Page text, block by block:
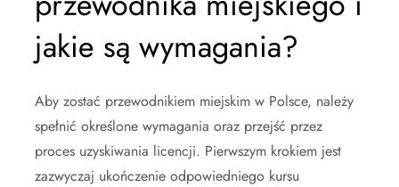
jakie są wymagania?
Aby zostać przewodnikiem miejskim w Polsce, należy
spełnić określone wymagania oraz przejść przez
proces uzyskiwania licencji. Pierwszym krokiem jest
zazwyczaj ukończenie odpowiedniego kursu